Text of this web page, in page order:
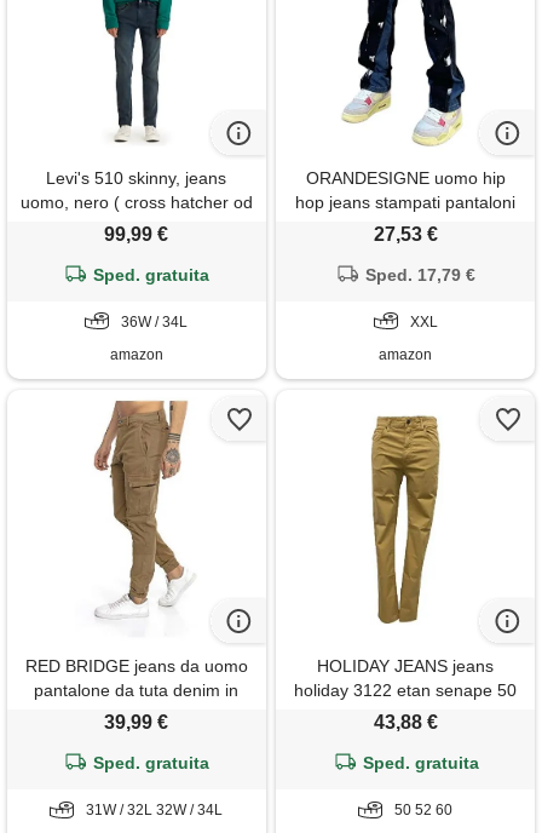
Levi's 510 skinny, jeans
uomo, nero ( cross hatcher od
adv ), 36w / 34l
99,99 €
Sped. gratuita
36W / 34L
amazon
ORANDESIGNE uomo hip
hop jeans stampati pantaloni
stile hipster jeans con stampa
gamba dritta allentata per
unisex baggy t nero xxl
27,53 €
Sped. 17,79 €
XXL
amazon
RED BRIDGE jeans da uomo
pantalone da tuta denim in
cotone colored jeans gamba
39,99 €
Sped. gratuita
31W / 32L 32W / 34L
HOLIDAY JEANS jeans
holiday 3122 etan senape 50
43,88 €
Sped. gratuita
50 52 60